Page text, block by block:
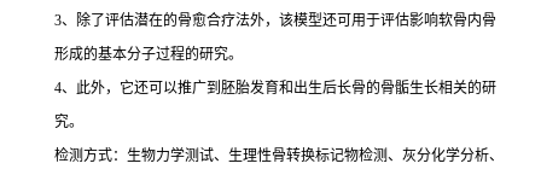
3、除了评估潜在的骨愈合疗法外，该模型还可用于评估影响软骨内骨
形成的基本分子过程的研究。
4、此外，它还可以推广到胚胎发育和出生后长骨的骨骺生长相关的研
究。
检测方式：生物力学测试、生理性骨转换标记物检测、灰分化学分析、